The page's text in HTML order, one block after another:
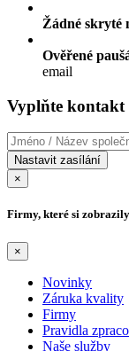
Žádné skryté
Ověřené
email
Vyplňte kontakt
×
Firmy, které si
×
Novinky
Záruka kvality
Firmy
Pravidla
Naše služby